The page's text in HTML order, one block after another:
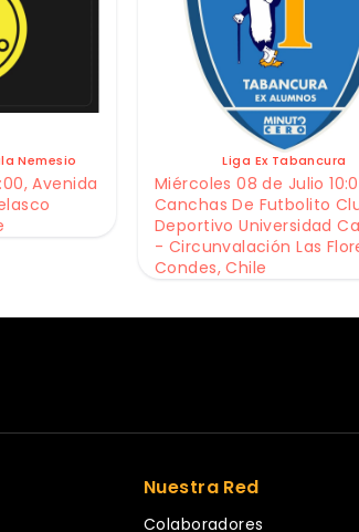
Nemesio
Avenida
Liga Ex Tabancura
Miércoles 08 de Julio
Canchas De Futbolito
Deportivo Universidad
- Circunvalación Las
Condes, Chile
Nuestra Red
Colaboradores